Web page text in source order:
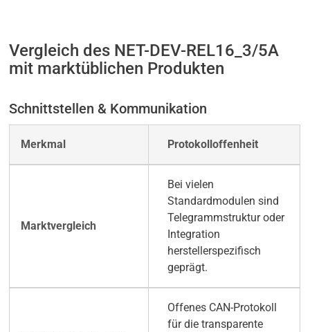
Vergleich des NET-DEV-REL16_3/5A
mit marktüblichen Produkten
Schnittstellen & Kommunikation
Protokolloffenheit
Bei vielen
Standardmodulen sind
Telegrammstruktur oder
Integration
herstellerspezifisch
geprägt.
Offenes CAN-Protokoll
für die transparente